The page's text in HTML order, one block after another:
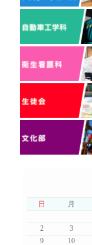
日 月
2
3
9 10